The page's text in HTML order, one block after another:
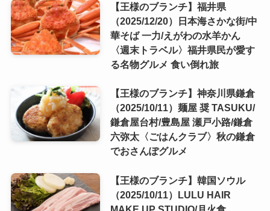
【王様のブランチ】福井県
（2025/12/20）日本海さかな街/中
華そば 一力/えがわの水羊かん
〈週末トラベル〉福井県民が愛す
る名物グルメ 食い倒れ旅
【王様のブランチ】神奈川県鎌倉
（2025/10/11）麺屋 奨 TASUKU/
鎌倉屋台村/豊島屋 瀬戸小路/鎌倉
六弥太〈ごはんクラブ〉秋の鎌倉
でおさんぽグルメ
【王様のブランチ】韓国ソウル
（2025/10/11）LULU HAIR